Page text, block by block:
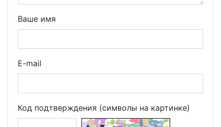
Ваше имя
E-mail
Код подтверждения (символы на картинке)